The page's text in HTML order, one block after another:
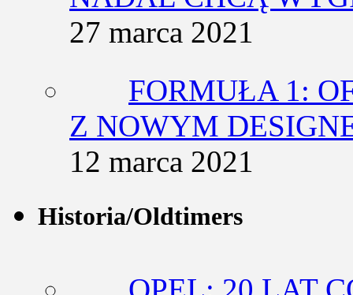
27 marca 2021
FORMUŁA 1:
Z NOWYM
12 marca 2021
Historia/Oldtimers